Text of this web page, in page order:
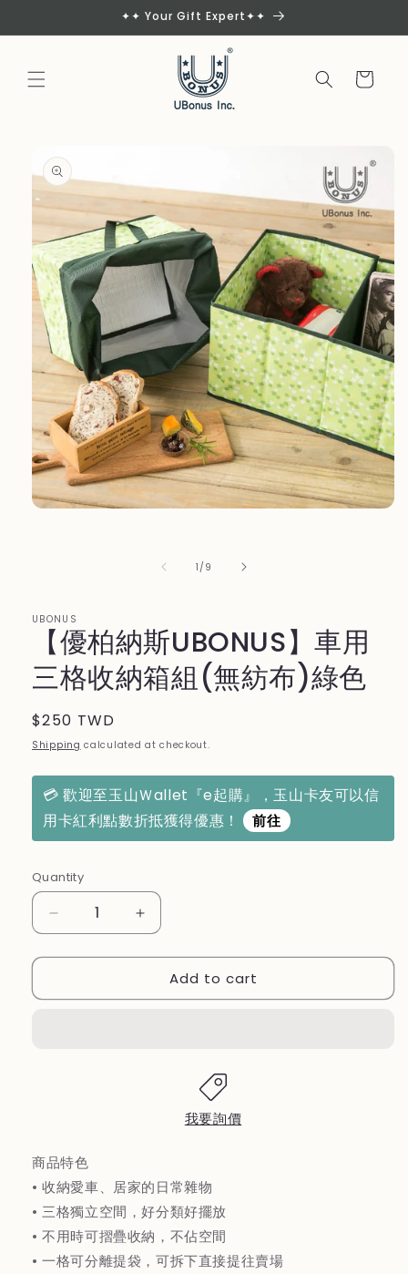
✦✦ Your Gift Expert✦✦
Cart
product
information
1 /of
9
UBONUS
【優柏納斯UBONUS】車用
三格收納箱組(無紡布)綠色
Regular
price
$250 TWD
Shipping calculated at checkout.
💳 歡迎至玉山Ｗallet『e起購』，玉山卡友可以信
用卡紅利點數折抵獲得優惠！ 前往
Quantity
Decrease
quantity
for
柏
格
收
納
箱
組
(無
Increase
quantity
for
【優
柏
收
納
箱
組
(無
Add to cart
我要詢價
商品特色
• 收納愛車、居家的日常雜物
• 三格獨立空間，好分類好擺放
• 不用時可摺疊收納，不佔空間
• 一格可分離提袋，可拆下直接提往賣場